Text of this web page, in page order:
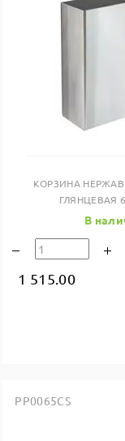
Купить в
КОРЗИНА
ГЛЯНЦЕВАЯ
В
1 515.00
PP0065CS